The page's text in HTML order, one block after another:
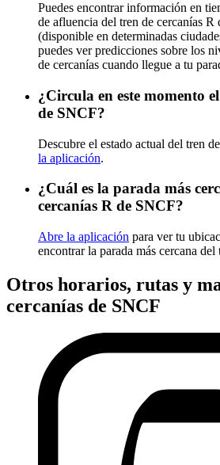
Puedes encontrar información en
de afluencia del tren de cercanías R
(disponible en determinadas
puedes ver predicciones sobre los
de cercanías cuando llegue a tu
¿Circula en este momento
de SNCF?
Descubre el estado actual del tren
la aplicación.
¿Cuál es la parada más
cercanías R de SNCF?
Abre la aplicación para ver tu
encontrar la parada más cercana del
Otros horarios, rutas y
cercanías de SNCF